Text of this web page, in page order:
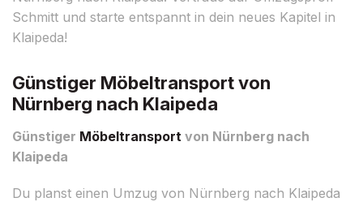
Schmitt und starte entspannt in dein neues Kapitel in
Klaipeda!
Günstiger Möbeltransport von
Nürnberg nach Klaipeda
Günstiger Möbeltransport von Nürnberg nach
Klaipeda
Du planst einen Umzug von Nürnberg nach Klaipeda